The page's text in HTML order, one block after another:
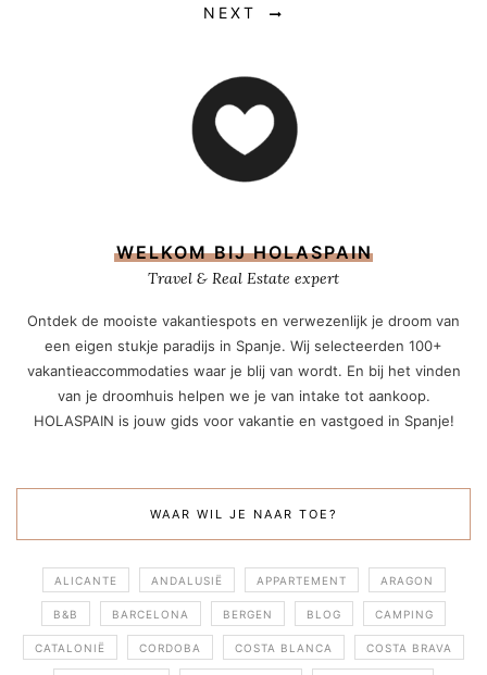
NEXT
WELKOM BIJ HOLASPAIN
Travel & Real Estate expert
Ontdek de mooiste vakantiespots en verwezenlijk je droom van
een eigen stukje paradijs in Spanje. Wij selecteerden 100+
vakantieaccommodaties waar je blij van wordt. En bij het vinden
van je droomhuis helpen we je van intake tot aankoop.
HOLASPAIN is jouw gids voor vakantie en vastgoed in Spanje!
WAAR WIL JE NAAR TOE?
ALICANTE ANDALUSIË APPARTEMENT ARAGON
B&B BARCELONA BERGEN BLOG CAMPING
CATALONIË CORDOBA COSTA BLANCA COSTA BRAVA